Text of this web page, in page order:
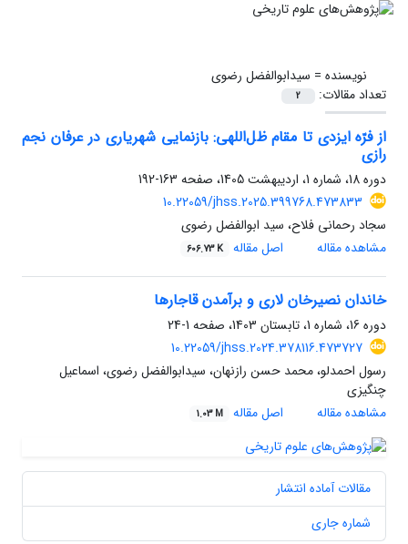
نویسنده = سیدابوالفضل رضوی
تعداد مقالات:
2
از فرّه ایزدی تا مقام ظل‌اللهی: بازنمایی شهریاری در عرفان نجم
رازی
دوره 18، شماره 1، اردیبهشت 1405، صفحه
163-192
10.22059/jhss.2025.399768.473833
سجاد رحمانی فلاح، سید ابوالفضل رضوی
مشاهده مقاله
اصل مقاله 606.73 K
خاندان نصیرخان لاری و برآمدن قاجارها
دوره 16، شماره 1، تابستان 1403، صفحه
1-24
10.22059/jhss.2024.378116.473727
رسول احمدلو، محمد حسن رازنهان، سیدابوالفضل رضوی، اسماعیل
چنگیزی
مشاهده مقاله
اصل مقاله 1.03 M
مقالات آماده انتشار
شماره جاری